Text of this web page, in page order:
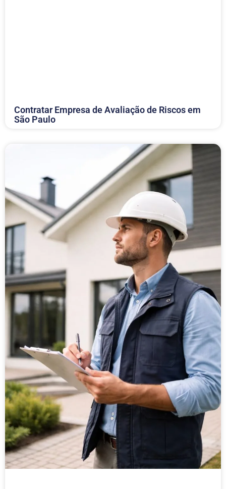
Contratar Empresa de Avaliação de Riscos em
São Paulo